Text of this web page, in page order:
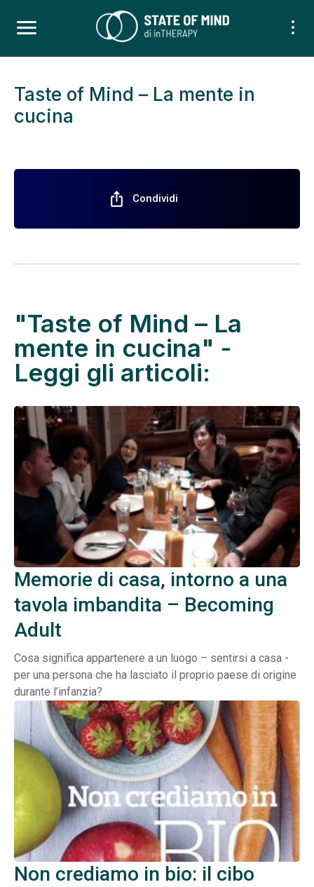
Taste of Mind – La mente in
cucina
ios_share Condividi
"Taste of Mind – La
mente in cucina" -
Leggi gli articoli:
Memorie di casa, intorno a una
tavola imbandita – Becoming
Adult
Cosa significa appartenere a un luogo – sentirsi a casa -
per una persona che ha lasciato il proprio paese di origine
durante l’infanzia?
Non crediamo in bio: il cibo